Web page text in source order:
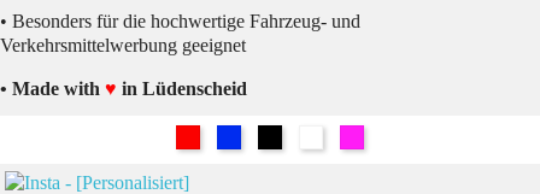
• Besonders für die hochwertige Fahrzeug- und
Verkehrsmittelwerbung geeignet
• Made with ♥ in Lüdenscheid